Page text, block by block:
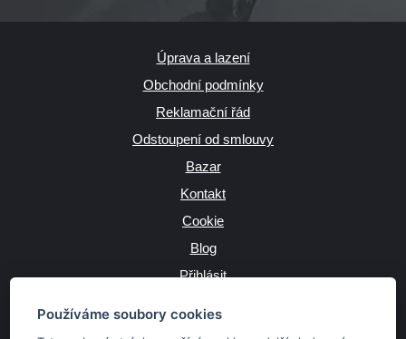
Používáme soubory cookies
Úprava a lazení
Obchodní podmínky
Reklamační řád
Odstoupení od smlouvy
Bazar
Kontakt
Cookie
Blog
Přihlásit